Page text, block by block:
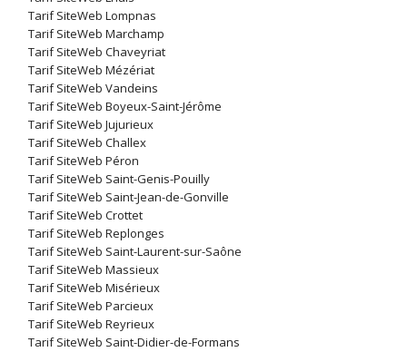
Tarif SiteWeb Lompnas
Tarif SiteWeb Marchamp
Tarif SiteWeb Chaveyriat
Tarif SiteWeb Mézériat
Tarif SiteWeb Vandeins
Tarif SiteWeb Boyeux-Saint-Jérôme
Tarif SiteWeb Jujurieux
Tarif SiteWeb Challex
Tarif SiteWeb Péron
Tarif SiteWeb Saint-Genis-Pouilly
Tarif SiteWeb Saint-Jean-de-Gonville
Tarif SiteWeb Crottet
Tarif SiteWeb Replonges
Tarif SiteWeb Saint-Laurent-sur-Saône
Tarif SiteWeb Massieux
Tarif SiteWeb Misérieux
Tarif SiteWeb Parcieux
Tarif SiteWeb Reyrieux
Tarif SiteWeb Saint-Didier-de-Formans